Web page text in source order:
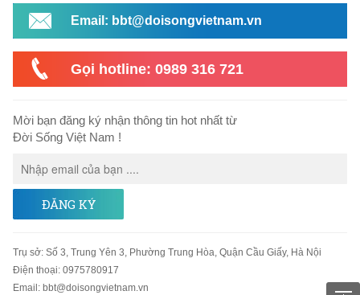
Email: bbt@doisongvietnam.vn
Gọi hotline: 0989 316 721
Mời bạn đăng ký nhận thông tin hot nhất từ
Đời Sống Việt Nam !
ĐĂNG KÝ
Trụ sở: Số 3, Trung Yên 3, Phường Trung Hòa, Quận Cầu Giấy, Hà Nội
Điện thoại: 0975780917
Email : bbt@doisongvietnam.vn